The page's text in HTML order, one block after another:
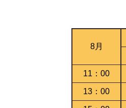
8月
11：00
13：00